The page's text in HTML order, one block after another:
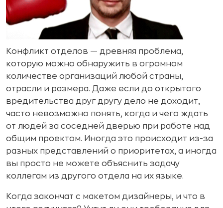
Конфликт отделов — древняя проблема,
которую можно обнаружить в огромном
количестве организаций любой страны,
отрасли и размера. Даже если до открытого
вредительства друг другу дело не доходит,
часто невозможно понять, когда и чего ждать
от людей за соседней дверью при работе над
общим проектом. Иногда это происходит из-за
разных представлений о приоритетах, а иногда
вы просто не можете объяснить задачу
коллегам из другого отдела на их языке.
Когда закончат с макетом дизайнеры, и что в